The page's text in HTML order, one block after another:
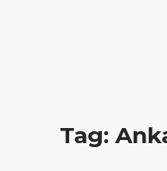
Stair LiftsTag: